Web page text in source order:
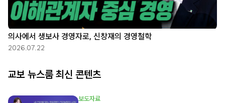
의사에서 생보사 경영자로, 신창재의 경영철학
2026.07.22
교보 뉴스룸 최신 콘텐츠
보도자료